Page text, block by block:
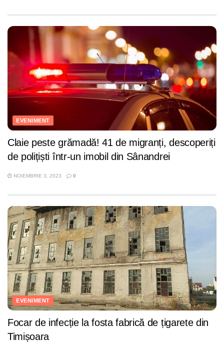
EVENIMENT
Claie peste grămadă! 41 de migranți, descoperiți
de polițiști într-un imobil din Sânandrei
NOIEMBRIE 3, 2023 0
EVENIMENT
Focar de infecție la fosta fabrică de țigarete din
Timișoara